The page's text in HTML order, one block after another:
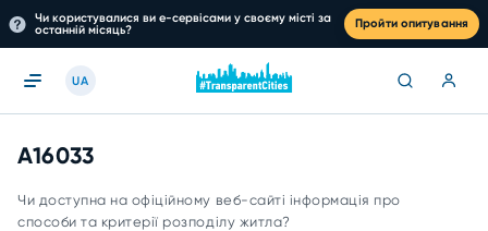
Чи користувалися ви е-сервісами у своєму місті за
останній місяць?
Пройти опитування
UA
A16033
Чи доступна на офіційному веб-сайті інформація про
способи та критерії розподілу житла?